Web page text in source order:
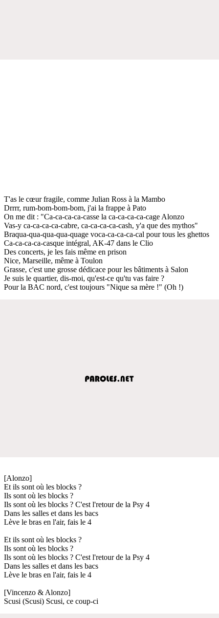
T'as le cœur fragile, comme Julian Ross à la Mambo
Drrrr, rum-bom-bom-bom, j'ai la frappe à Pato
On me dit : "Ca-ca-ca-ca-casse la ca-ca-ca-ca-cage Alonzo
Vas-y ca-ca-ca-ca-cabre, ca-ca-ca-ca-cash, y'a que des mythos"
Braqua-qua-qua-qua-quage voca-ca-ca-ca-cal pour tous les ghettos
Ca-ca-ca-ca-casque intégral, AK-47 dans le Clio
Des concerts, je les fais même en prison
Nice, Marseille, même à Toulon
Grasse, c'est une grosse dédicace pour les bâtiments à Salon
Je suis le quartier, dis-moi, qu'est-ce qu'tu vas faire ?
Pour la BAC nord, c'est toujours "Nique sa mère !" (Oh !)
[Alonzo]
Et ils sont où les blocks ?
Ils sont où les blocks ?
Ils sont où les blocks ? C'est l'retour de la Psy 4
Dans les salles et dans les bacs
Lève le bras en l'air, fais le 4
Et ils sont où les blocks ?
Ils sont où les blocks ?
Ils sont où les blocks ? C'est l'retour de la Psy 4
Dans les salles et dans les bacs
Lève le bras en l'air, fais le 4
[Vincenzo & Alonzo]
Scusi (Scusi) Scusi, ce coup-ci